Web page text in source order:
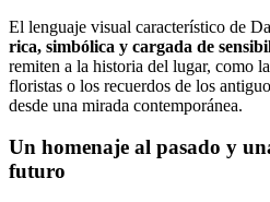
El lenguaje visual característico de
rica, simbólica y cargada de
remiten a la historia del lugar, como
floristas o los recuerdos de los
desde una mirada contemporánea.
Un homenaje al pasado y
futuro